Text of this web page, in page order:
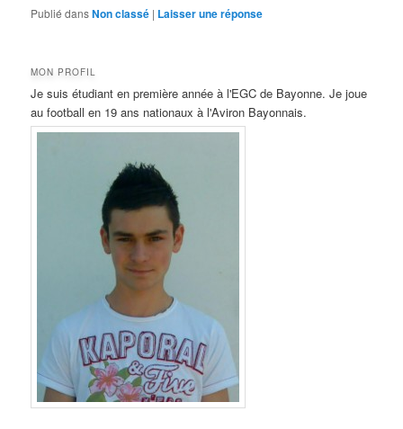
Publié dansNon classé | Laisser une réponse
MON PROFIL
Je suis étudiant en première année à l'EGC de Bayonne. Je joue
au football en 19 ans nationaux à l'Aviron Bayonnais.